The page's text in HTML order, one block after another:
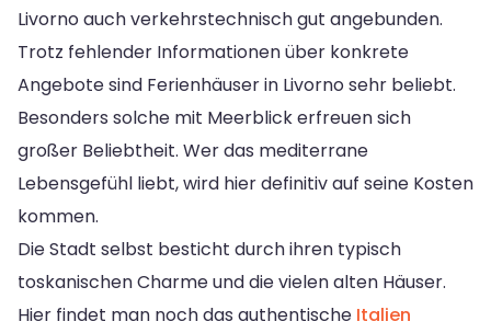
Livorno auch verkehrstechnisch gut angebunden.
Trotz fehlender Informationen über konkrete
Angebote sind Ferienhäuser in Livorno sehr beliebt.
Besonders solche mit Meerblick erfreuen sich
großer Beliebtheit. Wer das mediterrane
Lebensgefühl liebt, wird hier definitiv auf seine Kosten
kommen.
Die Stadt selbst besticht durch ihren typisch
toskanischen Charme und die vielen alten Häuser.
Hier findet man noch das authentische Italien